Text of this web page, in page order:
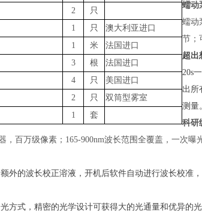
2
只
1 只
澳大利亚进口
1 米
法国进口
3 根
法国进口
4 只
美国进口
2 只
双筒型雾室
1 套
蠕动
蠕动
节；
超出
20s
出所
测量
科研
，百万级像素；165-900nm波长范围全覆盖，一次曝
外的波长校正溶液，开机后软件自动进行波长校准
方式，精密的光学设计可获得大的光通量和优异的